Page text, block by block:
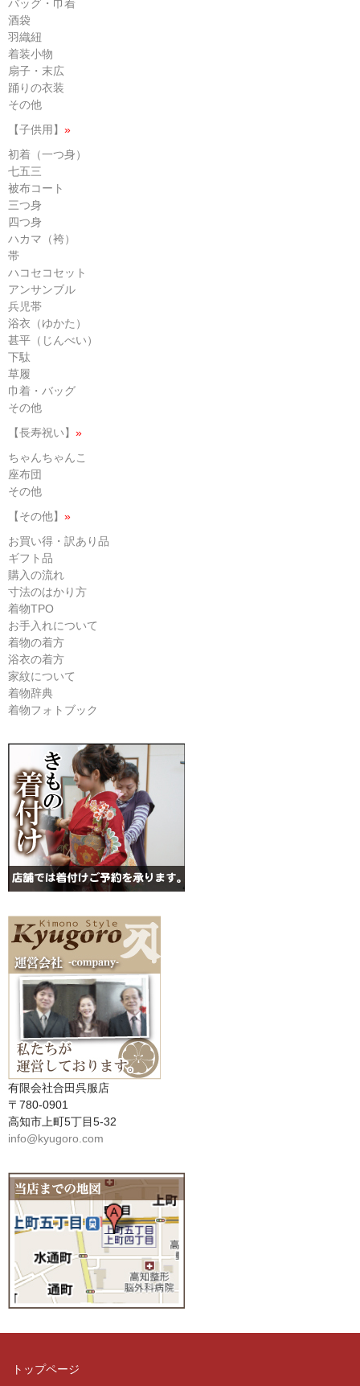
バッグ・巾着
酒袋
羽織紐
着装小物
扇子・末広
踊りの衣装
その他
【子供用】 »
初着（一つ身）
七五三
被布コート
三つ身
四つ身
ハカマ（袴）
帯
ハコセコセット
アンサンブル
兵児帯
浴衣（ゆかた）
甚平（じんべい）
下駄
草履
巾着・バッグ
その他
【長寿祝い】 »
ちゃんちゃんこ
座布団
その他
【その他】 »
お買い得・訳あり品
ギフト品
購入の流れ
寸法のはかり方
着物TPO
お手入れについて
着物の着方
浴衣の着方
家紋について
着物辞典
着物フォトブック
有限会社合田呉服店
〒780-0901
高知市上町5丁目5-32
info@kyugoro.com
トップページ